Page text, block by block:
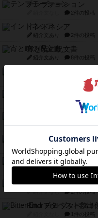
テンプテーション
2件の投稿
インドネシア
紹介文あり 2件の投稿
宵と暁の呪文書
紹介文あり 8件の投稿
9件の投稿
1件の投稿
紹介文なし 1件の投稿
スペクタキュラー
スモールワールド
ギャンブラー
紹介文なし 2件の投稿
Bitter End ブタペスト
1件の投稿